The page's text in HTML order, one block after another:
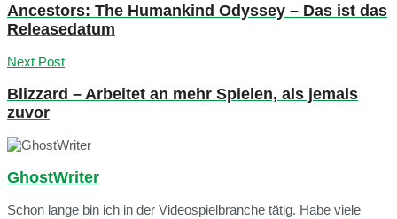
Ancestors: The Humankind Odyssey – Das ist das
Releasedatum
Next Post
Blizzard – Arbeitet an mehr Spielen, als jemals
zuvor
GhostWriter
Schon lange bin ich in der Videospielbranche tätig. Habe viele